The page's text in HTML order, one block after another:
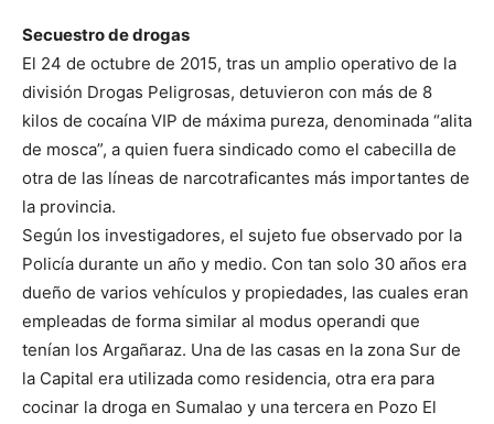
Secuestro de drogas
El 24 de octubre de 2015, tras un amplio operativo de la
división Drogas Peligrosas, detuvieron con más de 8
kilos de cocaína VIP de máxima pureza, denominada “alita
de mosca”, a quien fuera sindicado como el cabecilla de
otra de las líneas de narcotraficantes más importantes de
la provincia.
Según los investigadores, el sujeto fue observado por la
Policía durante un año y medio. Con tan solo 30 años era
dueño de varios vehículos y propiedades, las cuales eran
empleadas de forma similar al modus operandi que
tenían los Argañaraz. Una de las casas en la zona Sur de
la Capital era utilizada como residencia, otra era para
cocinar la droga en Sumalao y una tercera en Pozo El